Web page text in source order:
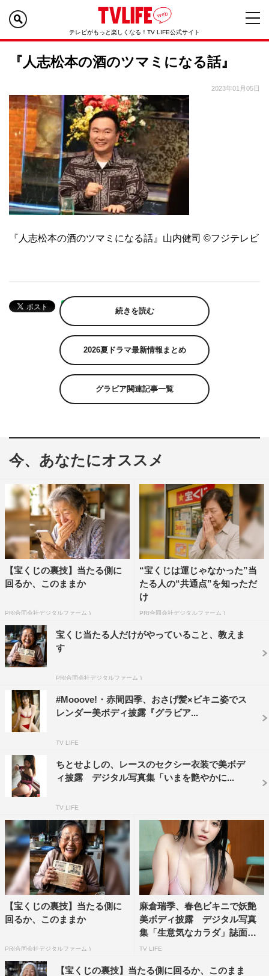
テレビがもっと楽しくなる！TV LIFE公式サイト
『人志松本の酒のツマミになる話』
2023年01月05日
『人志松本の酒のツマミになる話』山内健司 ©フジテレビ
続きを読む
2026夏ドラマ最新情報まとめ
グラビア関連記事一覧
今、あなたにオススメ
【宝くじの裏技】当たる側に
回るか、このままか
PR(合同会社デジタルファーム )
“宝くじは運じゃなかった”当
たる人の“共通点”を知っただ
け
PR(合同会社デジタルファーム )
宝くじ当たる人だけがやっていること、教えま
す
PR(合同会社デジタルファーム )
#Mooove!・赤間四季、おさげ髪×ビキニ姿でス
レンダー美ボディ披露『グラビア...
TV LIFE
ちとせよしの、レースのセクシー衣装で美ボデ
ィ披露 デジタル写真集「いまを艶やかに...
TV LIFE
【宝くじの裏技】当たる側に
回るか、このままか
PR(合同会社デジタルファーム )
麻倉瑞季、春色ビキニで妖艶
美ボディ披露 デジタル写真
集「生意気なカラダ」誌面カ
ッ...
TV LIFE
【宝くじの裏技】当たる側に回るか、このまま